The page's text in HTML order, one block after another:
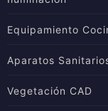
Equipamiento
Aparatos
Vegetación CAD